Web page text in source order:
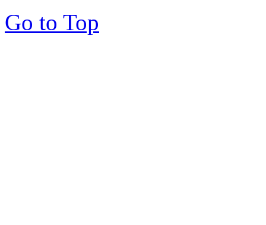
Go to Top